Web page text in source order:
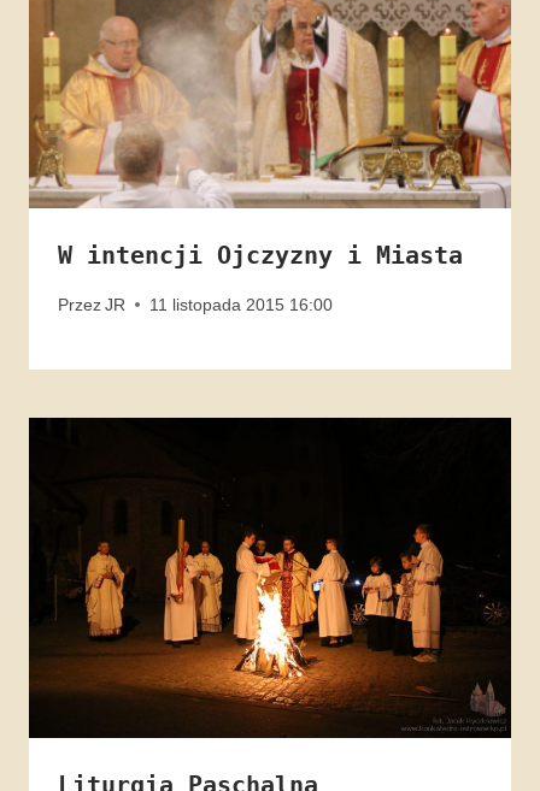
W intencji Ojczyzny i Miasta
PrzezJR 11 listopada 2015 16:00